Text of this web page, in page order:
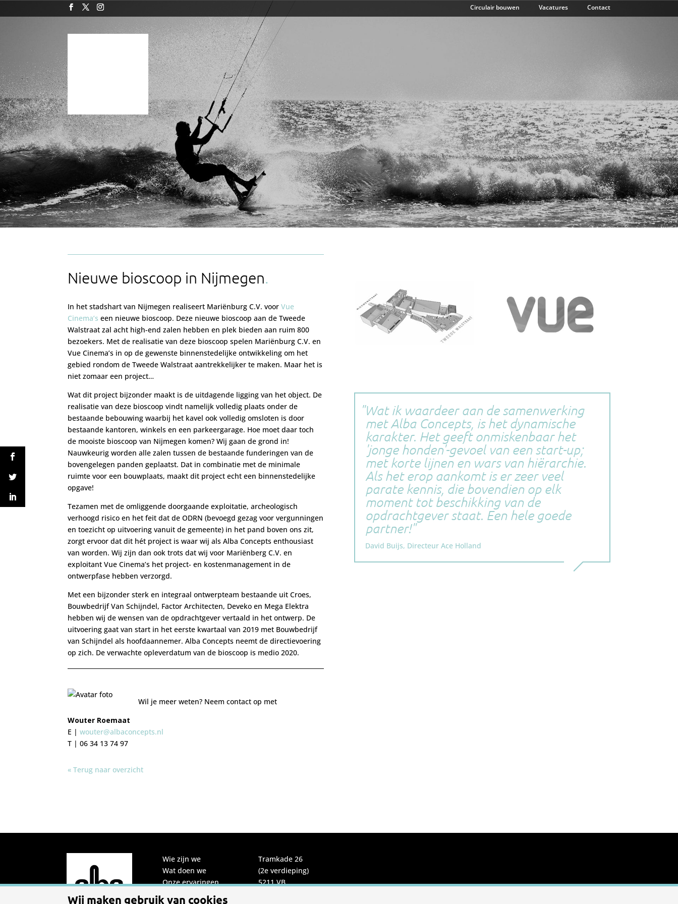
Circulair bouwen Vacatures Contact
Nieuwe bioscoop in Nijmegen
In het stadshart van Nijmegen realiseert Mariënburg C.V. voorVue
Cinema’s een nieuwe bioscoop. Deze nieuwe bioscoop aan de Tweede
Walstraat zal acht high-end zalen hebben en plek bieden aan ruim 800
bezoekers. Met de realisatie van deze bioscoop spelen Mariënburg C.V. en
Vue Cinema’s in op de gewenste binnenstedelijke ontwikkeling om het
gebied rondom de Tweede Walstraat aantrekkelijker te maken. Maar het is
niet zomaar een project…
Wat dit project bijzonder maakt is de uitdagende ligging van het object. De
realisatie van deze bioscoop vindt namelijk volledig plaats onder de
bestaande bebouwing waarbij het kavel ook volledig omsloten is door
bestaande kantoren, winkels en een parkeergarage. Hoe moet daar toch
de mooiste bioscoop van Nijmegen komen? Wij gaan de grond in!
Nauwkeurig worden alle zalen tussen de bestaande funderingen van de
bovengelegen panden geplaatst. Dat in combinatie met de minimale
ruimte voor een bouwplaats, maakt dit project echt een binnenstedelijke
opgave!
Tezamen met de omliggende doorgaande exploitatie, archeologisch
verhoogd risico en het feit dat de ODRN (bevoegd gezag voor vergunningen
en toezicht op uitvoering vanuit de gemeente) in het pand boven ons zit,
zorgt ervoor dat dit hét project is waar wij als Alba Concepts enthousiast
van worden. Wij zijn dan ook trots dat wij voor Mariënberg C.V. en
exploitant Vue Cinema’s het project- en kostenmanagement in de
ontwerpfase hebben verzorgd.
Met een bijzonder sterk en integraal ontwerpteam bestaande uit Croes,
Bouwbedrijf Van Schijndel, Factor Architecten, Deveko en Mega Elektra
hebben wij de wensen van de opdrachtgever vertaald in het ontwerp. De
uitvoering gaat van start in het eerste kwartaal van 2019 met Bouwbedrijf
van Schijndel als hoofdaannemer. Alba Concepts neemt de directievoering
op zich. De verwachte opleverdatum van de bioscoop is medio 2020.
Wil je meer weten? Neem contact op met
Wouter Roemaat
E |wouter@albaconcepts.nl
T | 06 34 13 74 97
« Terug naar overzicht
Wat ik waardeer aan de samenwerking
met Alba Concepts, is het dynamische
karakter. Het geeft onmiskenbaar het
'jonge honden'-gevoel van een start-up;
met korte lijnen en wars van hiërarchie.
Als het erop aankomt is er zeer veel
parate kennis, die bovendien op elk
moment tot beschikking van de
opdrachtgever staat. Een hele goede
partner!
David Buijs, Directeur Ace Holland
Wie zijn we
Wat doen we
Onze ervaringen
Tramkade 26
(2e verdieping)
5211 VB
Wij maken gebruik van cookies